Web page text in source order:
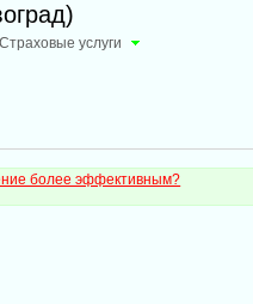
Страховые услуги
более эффективным?